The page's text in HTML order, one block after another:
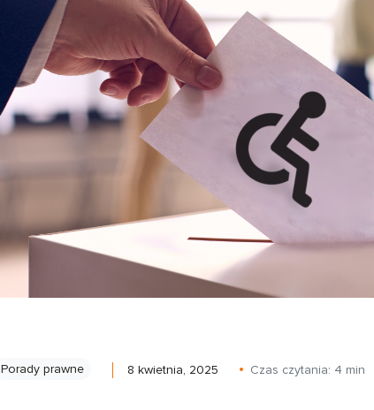
Porady prawne 8 kwietnia, 2025 Czas czytania: 4 min